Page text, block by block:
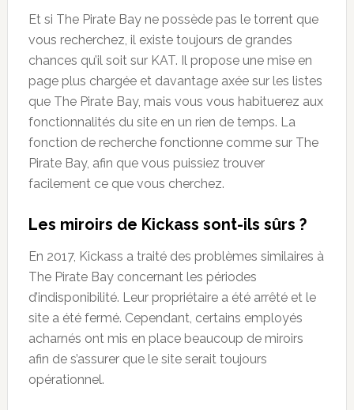
Et si The Pirate Bay ne possède pas le torrent que
vous recherchez, il existe toujours de grandes
chances qu’il soit sur KAT. Il propose une mise en
page plus chargée et davantage axée sur les listes
que The Pirate Bay, mais vous vous habituerez aux
fonctionnalités du site en un rien de temps. La
fonction de recherche fonctionne comme sur The
Pirate Bay, afin que vous puissiez trouver
facilement ce que vous cherchez.
Les miroirs de Kickass sont-ils sûrs ?
En 2017, Kickass a traité des problèmes similaires à
The Pirate Bay concernant les périodes
d’indisponibilité. Leur propriétaire a été arrêté et le
site a été fermé. Cependant, certains employés
acharnés ont mis en place beaucoup de miroirs
afin de s’assurer que le site serait toujours
opérationnel.